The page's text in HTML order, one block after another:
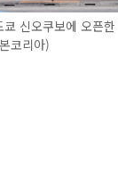
신오쿠보에 오픈한
코리아)